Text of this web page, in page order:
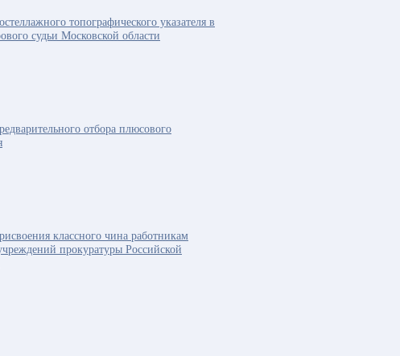
топографического указателя в
судьи Московской области
отбора плюсового
классного чина работникам
прокуратуры Российской